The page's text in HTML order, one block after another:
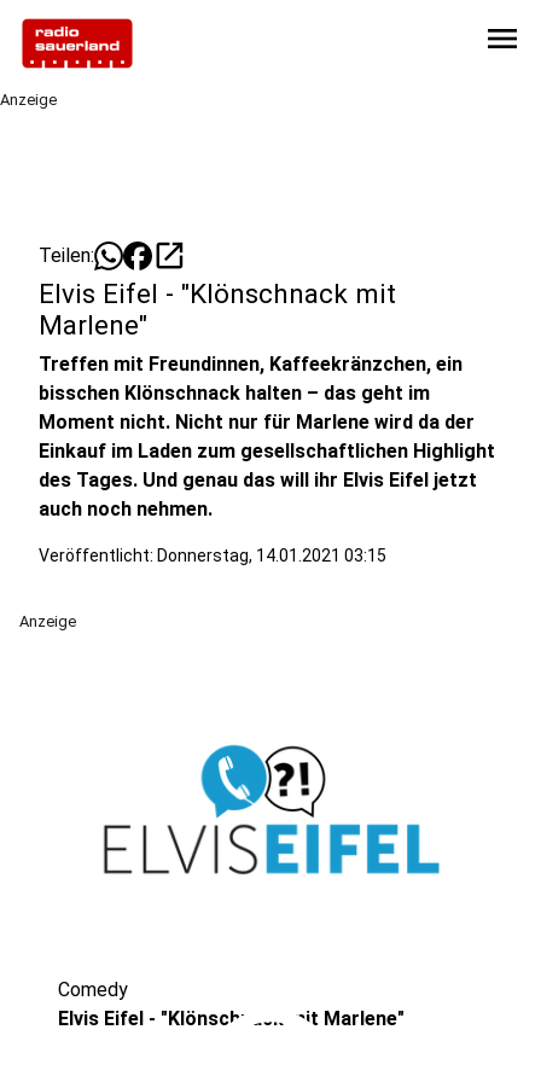
menu
Anzeige
Teilen: open_in_new
Elvis Eifel - "Klönschnack mit
Marlene"
Treffen mit Freundinnen, Kaffeekränzchen, ein
bisschen Klönschnack halten – das geht im
Moment nicht. Nicht nur für Marlene wird da der
Einkauf im Laden zum gesellschaftlichen Highlight
des Tages. Und genau das will ihr Elvis Eifel jetzt
auch noch nehmen.
Veröffentlicht: Donnerstag, 14.01.2021 03:15
Anzeige
Comedy
Elvis Eifel - "Klönschnack mit Marlene"